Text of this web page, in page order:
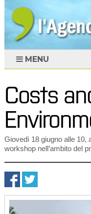
MENU
Costs
Giovedì 18 giugno alle 10,
workshop nell’ambito del